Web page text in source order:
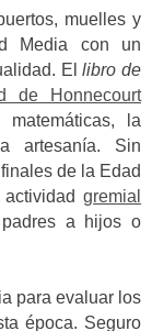
muelles y
Media con un
Ellibro de
de Honnecourt
la
artesanía. Sin
de la Edad
gremial
padres a hijos o
para evaluar los
época. Seguro